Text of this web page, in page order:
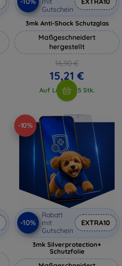
Gutschein
3mk Anti-Shock Schutzglas
Maßgeschneidert
hergestellt
16,90 €
15,21 €
Auf Lager > 5 Stk.
-10%
-10%
Rabatt
mit
Gutschein
EXTRA10
3mk Silverprotection+
Schutzfolie